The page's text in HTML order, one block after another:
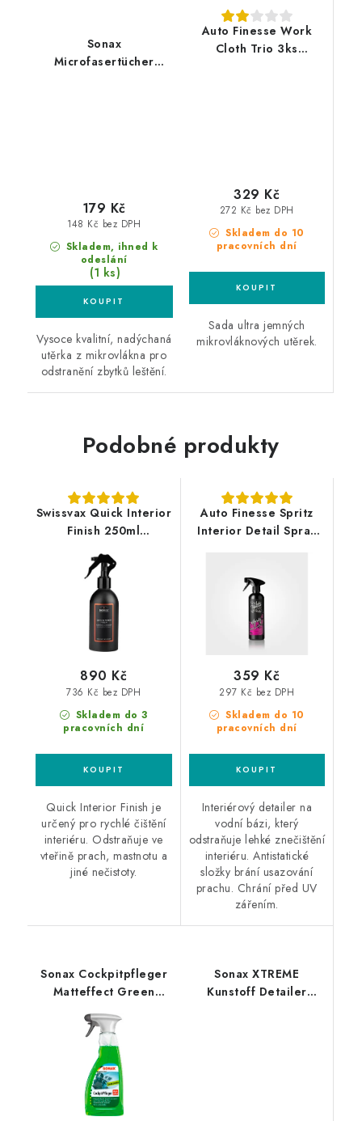
Sonax
Microfasertücher
Skladem, ihned k
odeslání
(1 ks)
148 Kč bez DPH
179 Kč
Vysoce kvalitní, nadýchaná
utěrka z mikrovlákna pro
odstranění zbytků leštění.
Auto Finesse Work
Cloth Trio 3ks
Skladem do 10
pracovních dní
272 Kč bez DPH
329 Kč
Sada ultra jemných
mikrovláknových utěrek.
Podobné produkty
Swissvax Quick Interior
Finish 250ml
Skladem do 3
pracovních dní
736 Kč bez DPH
890 Kč
Quick Interior Finish je
určený pro rychlé čištění
interiéru. Odstraňuje ve
vteřině prach, mastnotu a
jiné nečistoty.
Auto Finesse Spritz
Interior Detail Spray
Skladem do 10
pracovních dní
297 Kč bez DPH
359 Kč
Interiérový detailer na
vodní bázi, který
odstraňuje lehké znečištění
interiéru. Antistatické
složky brání usazování
prachu. Chrání před UV
zářením.
Sonax Cockpitpfleger
Matteffect Green
interiéru
Sonax XTREME
Kunstoff Detailer